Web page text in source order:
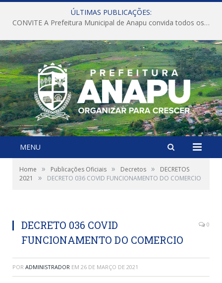
ÚLTIMAS PUBLICAÇÕES:
CONVITE A Prefeitura Municipal de Anapu convida todos os servidores públicos municipais para participarem da Audiência Pública de discussão da Lei de Diretrizes Orçamentárias (LDO), importante instrumento de planejamento das ações e investimentos da Administração Pública para o próximo exercício financeiro.
MENU
Home » Publicações Oficiais » Decretos »
DECRETOS
2021
» DECRETO 036 COVID FUNCIONAMENTO DO COMERCIO
DECRETO 036 COVID
FUNCIONAMENTO DO COMERCIO
0
POR ADMINISTRADOR EM 26 DE MARÇO DE 2021